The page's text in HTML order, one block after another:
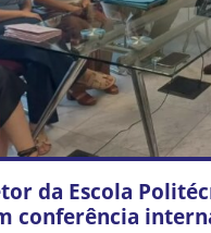
da Escola
conferência